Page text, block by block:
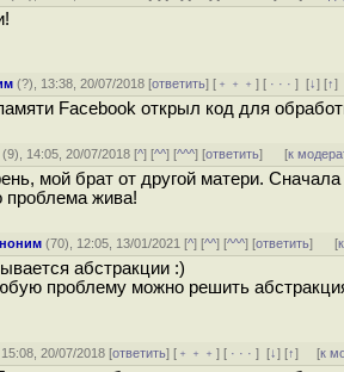
(?), 13:38, 20/07/2018 [ответить] [ ﹢﹢﹢] [ · · ·][↓] [↑
Facebook открыл код для
(9), 14:05, 20/07/2018 [^] [^^] [^^^] [ответить] [к
мой брат от другой матери.
проблема жива!
(70), 12:05, 13/01/2021 [^] [^^] [^^^] [ответить] [
абстракции :)
проблему можно решить
20/07/2018 [ответить] [ ﹢﹢﹢] [ · · ·][↓] [↑] [к